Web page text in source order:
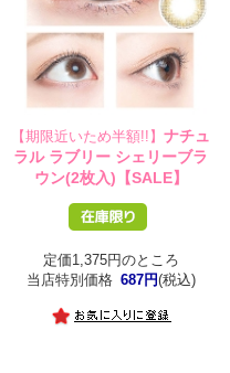
【期限近いため半額!!】ナチュ
ラル ラブリー シェリーブラ
ウン(2枚入)【SALE】
定価1,375円のところ
当店特別価格 687円(税込)